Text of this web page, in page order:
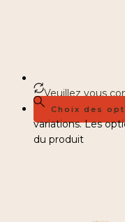
Veuillez vous
Choix des
variations. Les
du produit